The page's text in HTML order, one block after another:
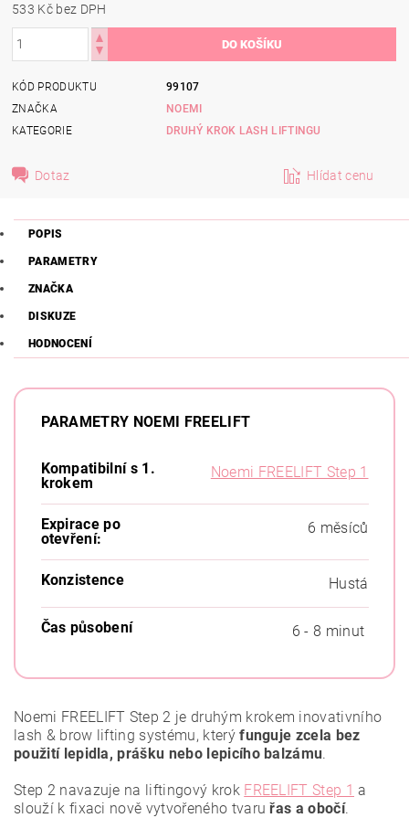
533 Kč bez DPH
KÓD PRODUKTU
99107
ZNAČKA
NOEMI
KATEGORIE
DRUHÝ KROK LASH LIFTINGU
Dotaz Hlídat cenu
POPIS
PARAMETRY
ZNAČKA
DISKUZE
HODNOCENÍ
PARAMETRY NOEMI FREELIFT
Kompatibilní s 1.
krokem
Noemi FREELIFT Step 1
Expirace po
otevření:
6 měsíců
Konzistence Hustá
Čas působení 6 - 8 minut
Noemi FREELIFT Step 2 je druhým krokem inovativního
lash & brow lifting systému, kterýfunguje zcela bez
použití lepidla, prášku nebo lepicího balzámu.
Step 2 navazuje na liftingový krok FREELIFT Step 1 a
slouží k fixaci nově vytvořeného tvaruřas a obočí.